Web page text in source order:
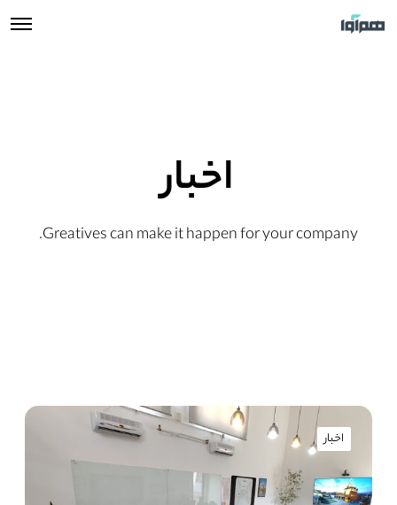
اخبار
Greatives can make it happen for your company.
اخبار